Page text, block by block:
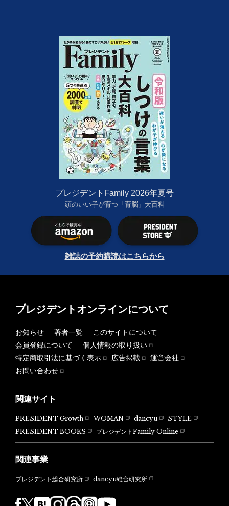
プレジデントFamily 2026年夏号
頭のいい子が育つ「育脳」大百科
雑誌の予約購読はこちらから
プレジデントオンラインについて
お知らせ 著者一覧
このサイトについて
会員登録について
個人情報の取り扱い
特定商取引法に基づく表示
広告掲載
運営会社
お問い合わせ
関連サイト
PRESIDENT Growth WOMAN dancyu
STYLE
PRESIDENT BOOKS
プレジデントFamily Online
関連事業
プレジデント総合研究所 dancyu総合研究所